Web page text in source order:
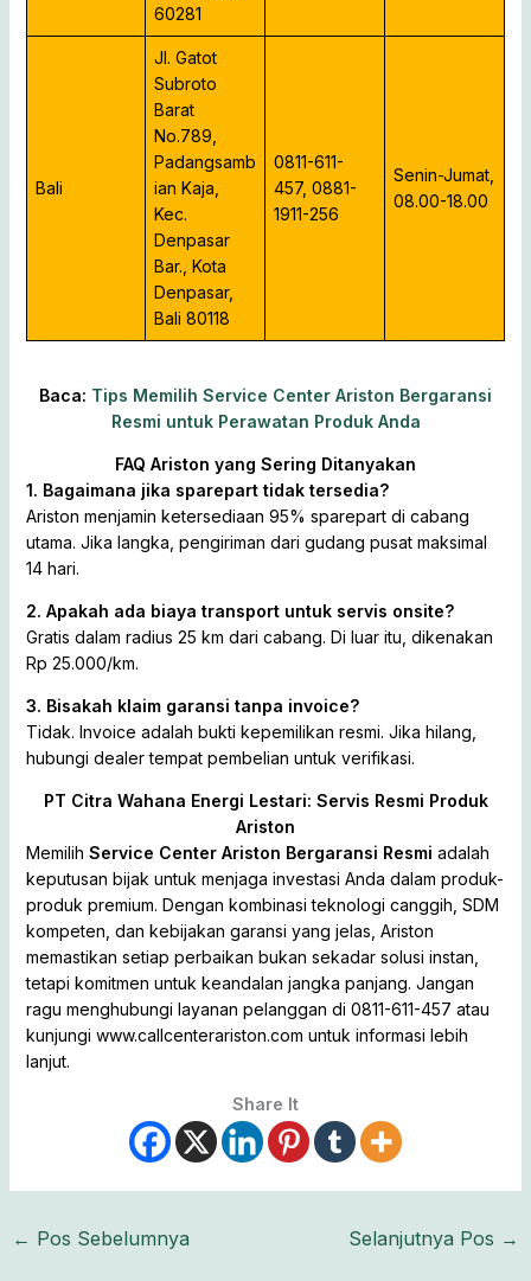
60281
Bali
Jl. Gatot
Subroto
Barat
No.789,
Padangsamb
ian Kaja,
Kec.
Denpasar
Bar., Kota
Denpasar,
Bali 80118
0811-611-
457, 0881-
1911-256
Senin-Jumat,
08.00-18.00
Baca: Tips Memilih Service Center Ariston Bergaransi
Resmi untuk Perawatan Produk Anda
FAQ Ariston yang Sering Ditanyakan
1. Bagaimana jika sparepart tidak tersedia?
Ariston menjamin ketersediaan 95% sparepart di cabang
utama. Jika langka, pengiriman dari gudang pusat maksimal
14 hari.
2. Apakah ada biaya transport untuk servis onsite?
Gratis dalam radius 25 km dari cabang. Di luar itu, dikenakan
Rp 25.000/km.
3. Bisakah klaim garansi tanpa invoice?
Tidak. Invoice adalah bukti kepemilikan resmi. Jika hilang,
hubungi dealer tempat pembelian untuk verifikasi.
PT Citra Wahana Energi Lestari: Servis Resmi Produk
Ariston
Memilih Service Center Ariston Bergaransi Resmi adalah
keputusan bijak untuk menjaga investasi Anda dalam produk-
produk premium. Dengan kombinasi teknologi canggih, SDM
kompeten, dan kebijakan garansi yang jelas, Ariston
memastikan setiap perbaikan bukan sekadar solusi instan,
tetapi komitmen untuk keandalan jangka panjang. Jangan
ragu menghubungi layanan pelanggan di 0811-611-457 atau
kunjungi www.callcenterariston.com untuk informasi lebih
lanjut.
Share It
← Pos Sebelumnya Selanjutnya Pos →